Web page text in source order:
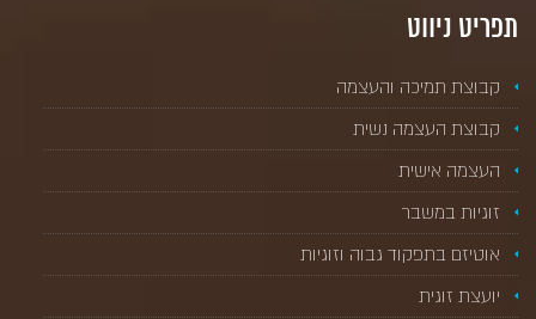
תפריט ניווט
קבוצת תמיכה והעצמה
קבוצת העצמה נשית
העצמה אישית
זוגיות במשבר
אוטיזם בתפקוד גבוה וזוגיות
יועצת זוגית